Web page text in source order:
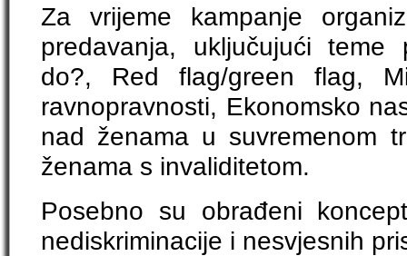
Za vrijeme kampanje
predavanja, uključujući
do?, Red flag/green flag,
ravnopravnosti, Ekonomsko
nad ženama u suvremenom
ženama s invaliditetom.
Posebno su obrađeni
nediskriminacije i nesvjesnih